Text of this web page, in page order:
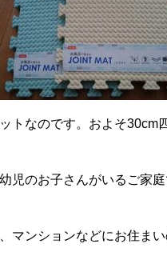
トなのです。およそ30cm
児のお子さんがいるご家
マンションなどにお住ま